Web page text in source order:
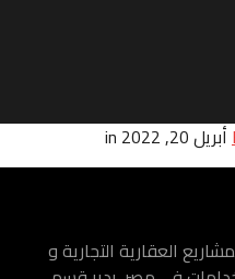
العقارية التجارية و